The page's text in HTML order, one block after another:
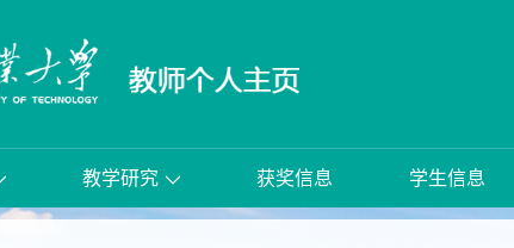
教学研究 获奖信息 学生信息